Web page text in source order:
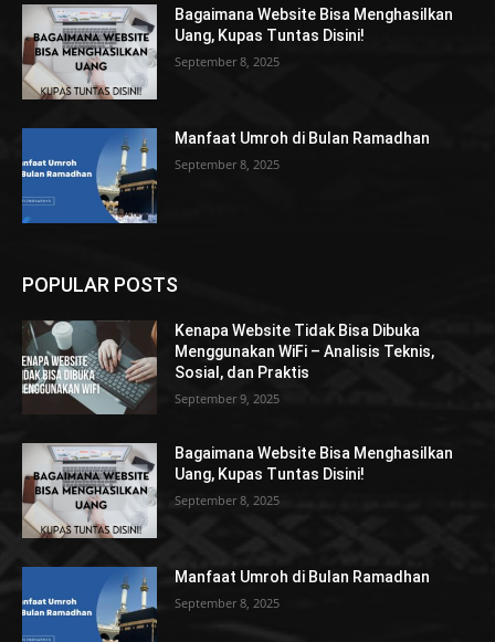
Bagaimana Website Bisa Menghasilkan
Uang, Kupas Tuntas Disini!
September 8, 2025
Manfaat Umroh di Bulan Ramadhan
September 8, 2025
POPULAR POSTS
Kenapa Website Tidak Bisa Dibuka
Menggunakan WiFi – Analisis Teknis,
Sosial, dan Praktis
September 9, 2025
Bagaimana Website Bisa Menghasilkan
Uang, Kupas Tuntas Disini!
September 8, 2025
Manfaat Umroh di Bulan Ramadhan
September 8, 2025